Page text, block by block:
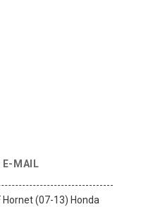
E-MAIL
(07-13) Honda